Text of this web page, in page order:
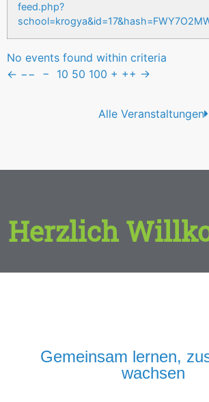
feed.php?
No events found within criteria
← −− − 10 50 100 + ++ →
Alle Veranstaltungen
Herzlich
Gemeinsam lernen,
wachsen